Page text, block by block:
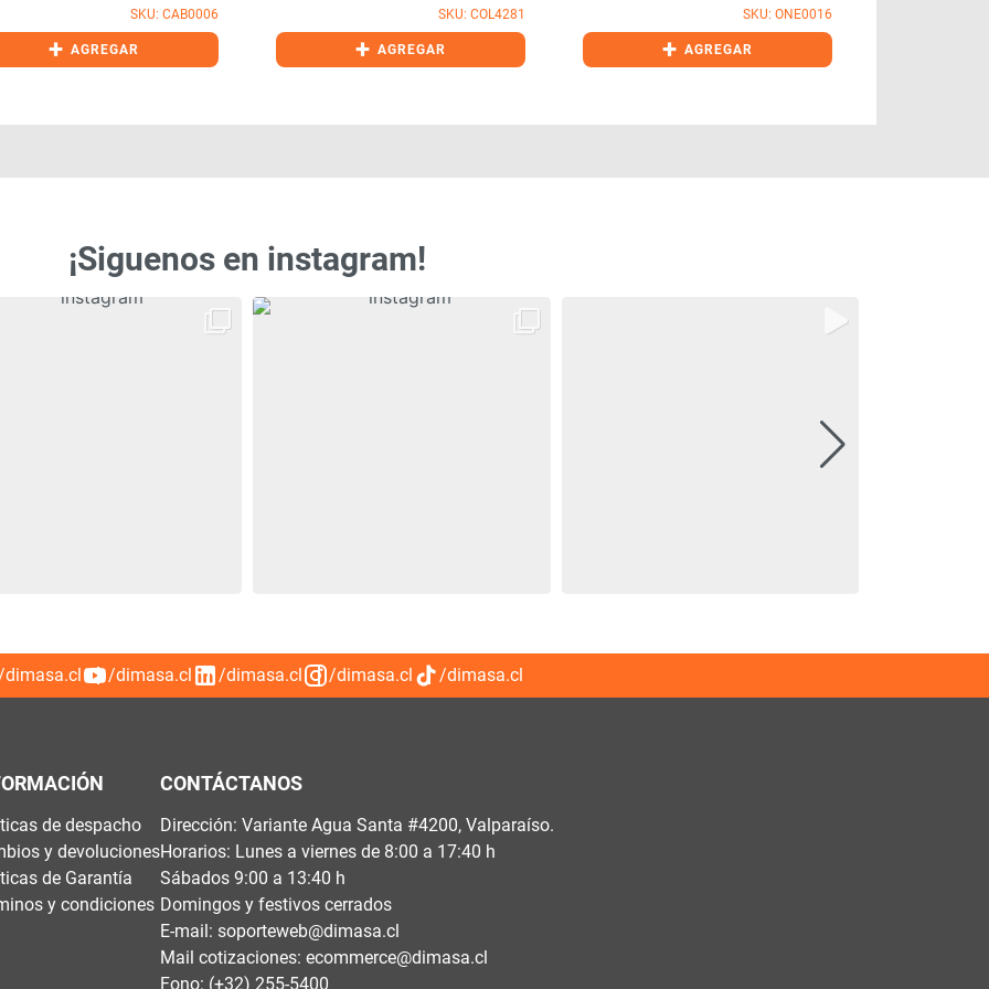
SKU: CAB0006
+ AGREGAR
SKU: COL4281
+ AGREGAR
SKU: ONE0016
+ AGREGAR
¡Siguenos en instagram!
/dimasa.cl /dimasa.cl /dimasa.cl /dimasa.cl
de despacho
y devoluciones
de Garantía
y condiciones
CONTÁCTANOS
Dirección: Variante Agua Santa #4200, Valparaíso.
Horarios: Lunes a viernes de 8:00 a 17:40 h
Sábados 9:00 a 13:40 h
Domingos y festivos cerrados
E-mail: soporteweb@dimasa.cl
Mail cotizaciones: ecommerce@dimasa.cl
Fono: (+32) 255-5400